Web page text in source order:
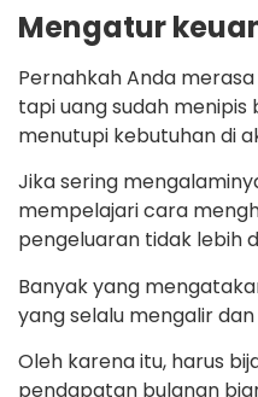
Mengatur
Pernahkah Anda
tapi uang sudah
menutupi kebutuhan di
Jika sering
mempelajari cara
pengeluaran tidak lebih
Banyak yang
yang selalu mengalir
Oleh karena itu, harus
pendapatan bulanan